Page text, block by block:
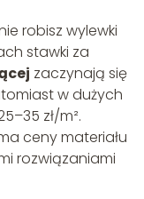
robisz wylewki
stawki za
zaczynają się
w dużych
zł/m².
ceny materiału
rozwiązaniami